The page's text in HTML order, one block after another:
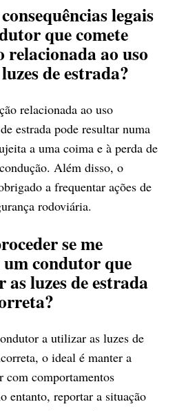
legais
que comete
ao uso
de estrada?
relacionada ao uso
estrada pode resultar numa
a uma coima e à perda de
Além disso, o
a frequentar ações de
rodoviária.
se me
condutor que
luzes de estrada
a utilizar as luzes de
o ideal é manter a
com comportamentos
entanto, reportar a situação